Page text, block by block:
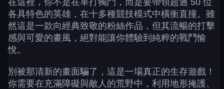
在這裡，你不是在單打獨鬥，而是要帶領超過 50 位
各具特色的英雄，在十多種競技模式中橫衝直撞。雖
然這是一款向經典致敬的粉絲作品，但其流暢的打擊
感與可愛的畫風，絕對能讓你體驗到純粹的戰鬥愉
悅。
別被那清新的畫面騙了，這是一場真正的生存遊戲！
你需要在充滿障礙與敵人的荒野中，利用地形掩護、